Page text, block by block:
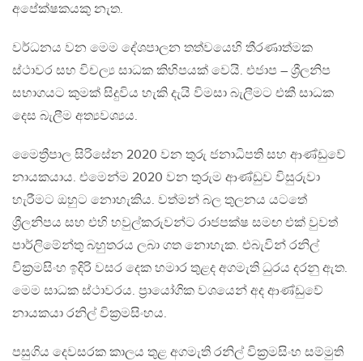
අපේක්ෂකයකු නැත.
වර්ධනය වන මෙම දේශපාලන තත්වයෙහි තීරණාත්මක
ස්ථාවර සහ විචල්‍ය සාධක කිහිපයක් වෙයි. එජාප – ශ්‍රීලනිප
සභාගයට කුමක් සිදුවිය හැකි දැයි විමසා බැලීමට එකී සාධක
දෙස බැලීම අත්‍යවශ්‍යය.
මෛත්‍රීපාල සිරිසේන 2020 වන තුරු ජනාධිපති සහ ආණ්ඩුවේ
නායකයාය. එමෙන්ම 2020 වන තුරුම ආණ්ඩුව විසුරුවා
හැරීමට ඔහුට නොහැකිය. වත්මන් බල තුලනය යටතේ
ශ්‍රීලනිපය සහ එහි හවුල්කරුවන්ට රාජපක්ෂ සමඟ එක් වුවත්
පාර්ලිමේන්තු බහුතරය ලබා ගත නොහැක. එබැවින් රනිල්
වික්‍රමසිංහ ඉදිරි වසර දෙක හමාර තුළද අගමැති ධුරය දරනු ඇත.
මෙම සාධක ස්ථාවරය. ප්‍රායෝගික වශයෙන් අද ආණ්ඩුවේ
නායකයා රනිල් වික්‍රමසිංහය.
පසුගිය දෙවසරක කාලය තුළ අගමැති රනිල් වික්‍රමසිංහ සම්මුති